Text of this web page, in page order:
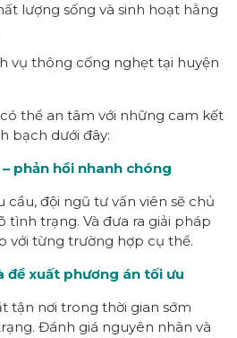
lượng sống và sinh hoạt hằng
vụ thông cống nghẹt tại huyện
thể an tâm với những cam kết
bạch dưới đây:
phản hồi nhanh chóng
cầu, đội ngũ tư vấn viên sẽ chủ
tình trạng. Và đưa ra giải pháp
với từng trường hợp cụ thể.
đề xuất phương án tối ưu
tận nơi trong thời gian sớm
Đánh giá nguyên nhân và